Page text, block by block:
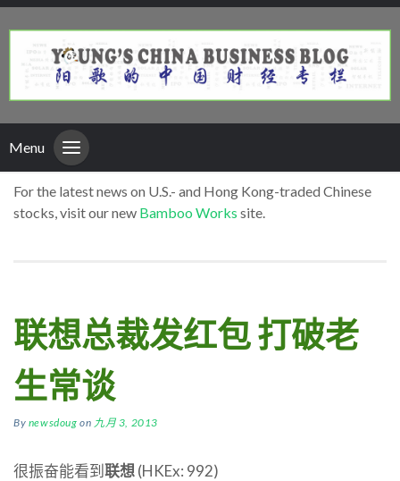
Menu
For the latest news on U.S.- and Hong Kong-traded Chinese
stocks, visit our new Bamboo Works site.
联想总裁发红包 打破老
生常谈
By newsdoug on 九月 3, 2013
很振奋能看到 联想(HKEx: 992)